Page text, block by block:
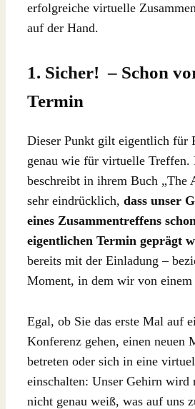
erfolgreiche virtuelle
auf der Hand.
1. Sicher! – Schon
Termin
Dieser Punkt gilt eigentlich für
genau wie für virtuelle Treffen.
beschreibt in ihrem Buch „The
sehr eindrücklich, dass unser
eines Zusammentreffens
eigentlichen Termin geprägt
bereits mit der Einladung –
Moment, in dem wir von einem
Egal, ob Sie das erste Mal auf
Konferenz gehen, einen neuen
betreten oder sich in eine
einschalten: Unser Gehirn wird
nicht genau weiß, was auf uns